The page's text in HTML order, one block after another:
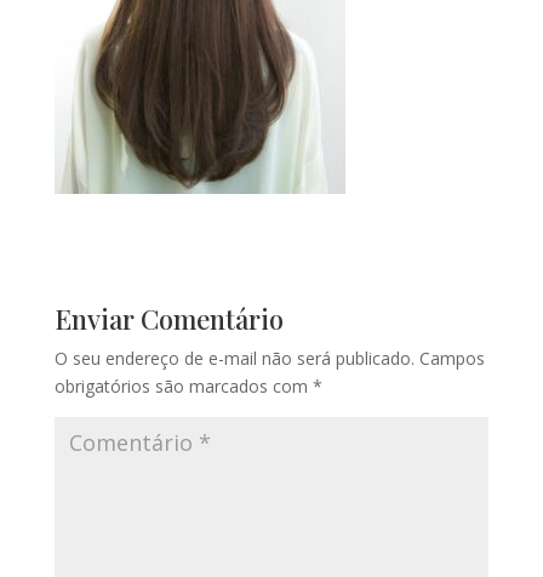
Enviar Comentário
O seu endereço de e-mail não será publicado. Campos
obrigatórios são marcados com *